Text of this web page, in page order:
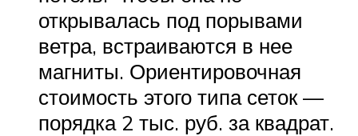
открывалась под порывами
ветра, встраиваются в нее
магниты. Ориентировочная
стоимость этого типа сеток —
порядка 2 тыс. руб. за квадрат.